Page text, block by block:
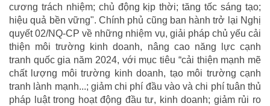
cương trách nhiệm; chủ động kịp thời; tăng tốc sáng tạo;
hiệu quả bền vững". Chính phủ cũng ban hành trở lại Nghị
quyết 02/NQ-CP về những nhiệm vụ, giải pháp chủ yếu cải
thiện môi trường kinh doanh, nâng cao năng lực cạnh
tranh quốc gia năm 2024, với mục tiêu “cải thiện mạnh mẽ
chất lượng môi trường kinh doanh, tạo môi trường cạnh
tranh lành mạnh...; giảm chi phí đầu vào và chi phí tuân thủ
pháp luật trong hoạt động đầu tư, kinh doanh; giảm rủi ro